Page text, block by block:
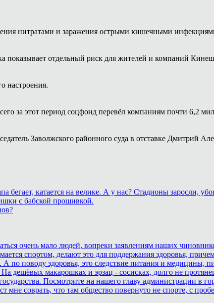
нитратами и заражения острыми кишечными
показывает отдельный риск для жителей и компаний
настроения.
за этот период соцфонд перевёл компаниям почти 6,2
Заволжского районного суда в отставке Дмитрий
катается на велике. А у нас? Стадионы заросли,
с бабской прошивкой.
очень мало людей, вопреки заявлениям наших
спортом, делают это для поддержания здоровья,
по поводу здоровья, это следствие питания и медицины,
дешёвых макарошках и эрзац - сосисках, долго не
Посмотрите на нашего главу администрации в
мне соврать, что там общество повернуто не спорте, с